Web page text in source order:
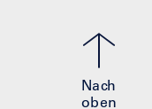
Nach
oben